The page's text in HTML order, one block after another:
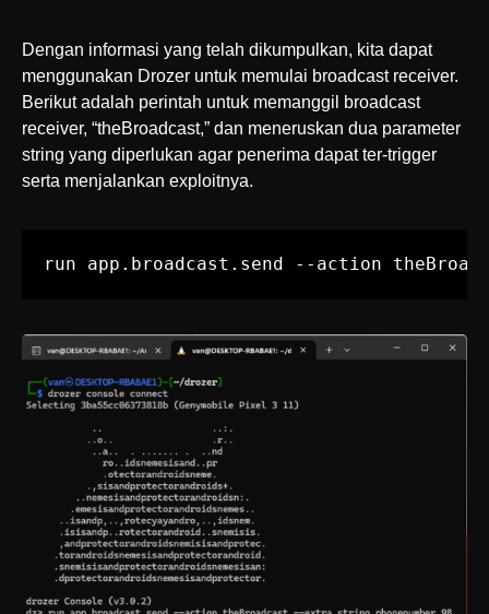
Dengan informasi yang telah dikumpulkan, kita dapat
menggunakan Drozer untuk memulai broadcast receiver.
Berikut adalah perintah untuk memanggil broadcast
receiver, “theBroadcast,” dan meneruskan dua parameter
string yang diperlukan agar penerima dapat ter-trigger
serta menjalankan exploitnya.
run app.broadcast.send --action